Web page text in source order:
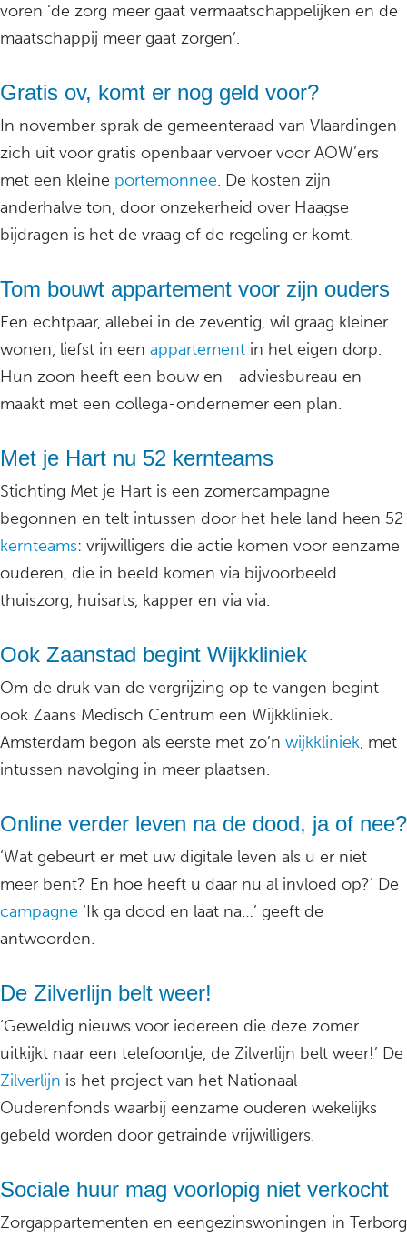
voren ‘de zorg meer gaat vermaatschappelijken en de
maatschappij meer gaat zorgen’.
Gratis ov, komt er nog geld voor?
In november sprak de gemeenteraad van Vlaardingen
zich uit voor gratis openbaar vervoer voor AOW’ers
met een kleine portemonnee. De kosten zijn
anderhalve ton, door onzekerheid over Haagse
bijdragen is het de vraag of de regeling er komt.
Tom bouwt appartement voor zijn ouders
Een echtpaar, allebei in de zeventig, wil graag kleiner
wonen, liefst in een appartement in het eigen dorp.
Hun zoon heeft een bouw en –adviesbureau en
maakt met een collega-ondernemer een plan.
Met je Hart nu 52 kernteams
Stichting Met je Hart is een zomercampagne
begonnen en telt intussen door het hele land heen 52
kernteams: vrijwilligers die actie komen voor eenzame
ouderen, die in beeld komen via bijvoorbeeld
thuiszorg, huisarts, kapper en via via.
Ook Zaanstad begint Wijkkliniek
Om de druk van de vergrijzing op te vangen begint
ook Zaans Medisch Centrum een Wijkkliniek.
Amsterdam begon als eerste met zo’n wijkkliniek, met
intussen navolging in meer plaatsen.
Online verder leven na de dood, ja of nee?
‘Wat gebeurt er met uw digitale leven als u er niet
meer bent? En hoe heeft u daar nu al invloed op?’ De
campagne ‘Ik ga dood en laat na…’ geeft de
antwoorden.
De Zilverlijn belt weer!
‘Geweldig nieuws voor iedereen die deze zomer
uitkijkt naar een telefoontje, de Zilverlijn belt weer!’ De
Zilverlijn is het project van het Nationaal
Ouderenfonds waarbij eenzame ouderen wekelijks
gebeld worden door getrainde vrijwilligers.
Sociale huur mag voorlopig niet verkocht
Zorgappartementen en eengezinswoningen in Terborg